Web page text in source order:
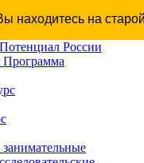
находитесь на
России
Программа